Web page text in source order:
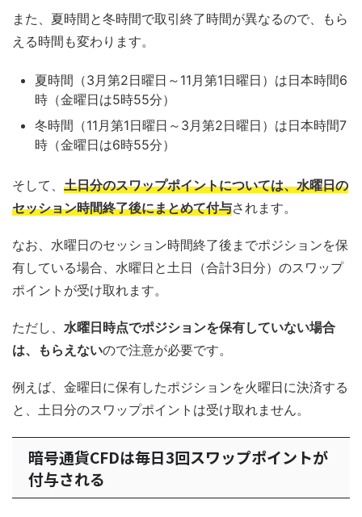
また、夏時間と冬時間で取引終了時間が異なるので、もら
える時間も変わります。
夏時間（3月第2日曜日～11月第1日曜日）は日本時間6
時（金曜日は5時55分）
冬時間（11月第1日曜日～3月第2日曜日）は日本時間7
時（金曜日は6時55分）
そして、 土日分のスワップポイントについては、水曜日の
セッション時間終了後にまとめて付与されます。
なお、水曜日のセッション時間終了後までポジションを保
有している場合、水曜日と土日（合計3日分）のスワップ
ポイントが受け取れます。
ただし、 水曜日時点でポジションを保有していない場合
は、もらえないので注意が必要です。
例えば、金曜日に保有したポジションを火曜日に決済する
と、土日分のスワップポイントは受け取れません。
暗号通貨CFDは毎日3回スワップポイントが
付与される